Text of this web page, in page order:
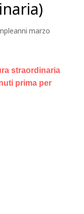
marzo
straordinaria
prima per